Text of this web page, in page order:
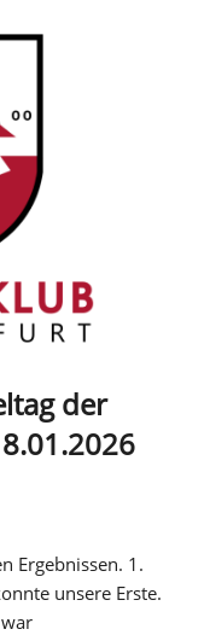
der
Ergebnissen. 1.
unsere Erste.